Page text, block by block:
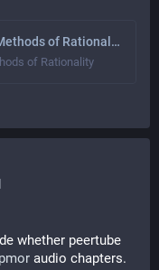
Harry Potter and the Methods of Rationality | Petunia married a professor, and Harry grew up reading science and science fiction.
of Rationality
whether peertube
audio chapters.